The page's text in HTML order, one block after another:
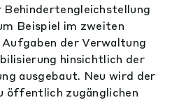
Behindertengleichstellung
Beispiel im zweiten
der Verwaltung
hinsichtlich der
ausgebaut. Neu wird der
öffentlich zugänglichen